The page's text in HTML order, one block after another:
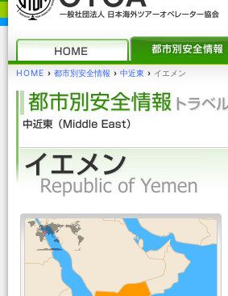
HOME › 都市別安全情報 › 中近東 › イエメン